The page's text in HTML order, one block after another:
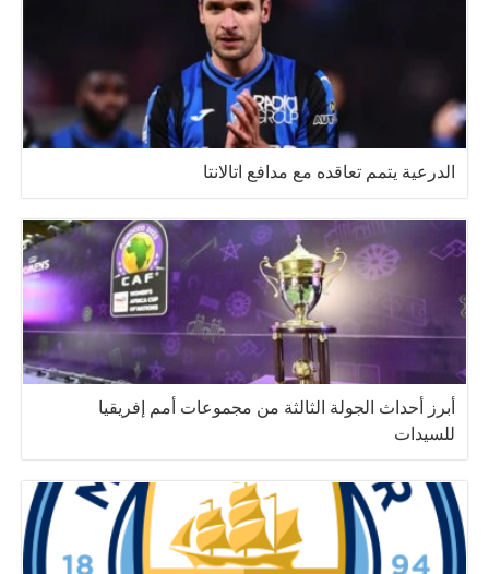
الدرعية يتمم تعاقده مع مدافع اتالانتا
أبرز أحداث الجولة الثالثة من مجموعات أمم إفريقيا
للسيدات